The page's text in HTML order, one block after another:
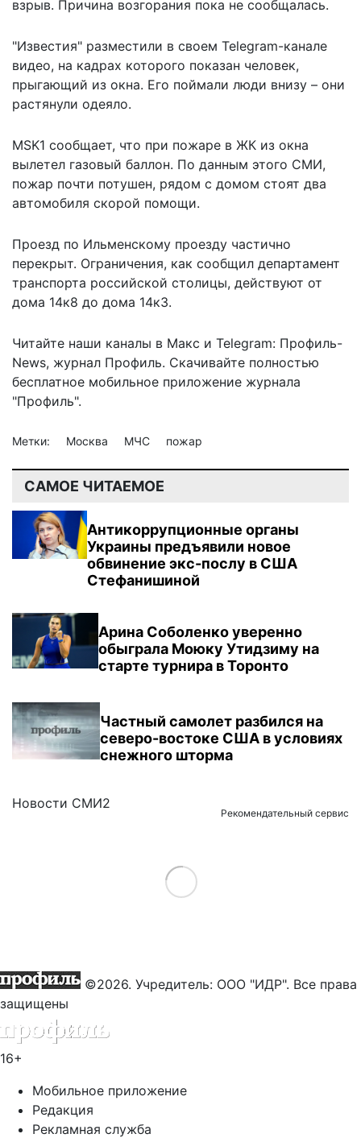
взрыв. Причина возгорания пока не сообщалась.
"Известия" разместили в своем Telegram-канале
видео, на кадрах которого показан человек,
прыгающий из окна. Его поймали люди внизу – они
растянули одеяло.
MSK1 сообщает, что при пожаре в ЖК из окна
вылетел газовый баллон. По данным этого СМИ,
пожар почти потушен, рядом с домом стоят два
автомобиля скорой помощи.
Проезд по Ильменскому проезду частично
перекрыт. Ограничения, как сообщил департамент
транспорта российской столицы, действуют от
дома 14к8 до дома 14к3.
Читайте наши каналы в Макс и Telegram: Профиль-
News, журнал Профиль. Скачивайте полностью
бесплатное мобильное приложение журнала
"Профиль".
Метки: Москва МЧС пожар
САМОЕ ЧИТАЕМОЕ
Антикоррупционные органы
Украины предъявили новое
обвинение экс-послу в США
Стефанишиной
Арина Соболенко уверенно
обыграла Моюку Утидзиму на
старте турнира в Торонто
Частный самолет разбился на
северо-востоке США в условиях
снежного шторма
Новости СМИ2
Рекомендательный сервис
Load More
©2026. Учредитель: ООО "ИДР". Все права
защищены
16+
Мобильное приложение
Редакция
Рекламная служба